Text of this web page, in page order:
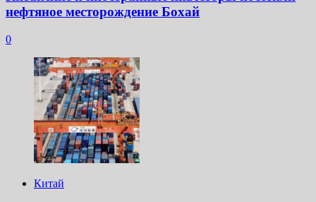
нефтяное месторождение Бохай
0
Китай